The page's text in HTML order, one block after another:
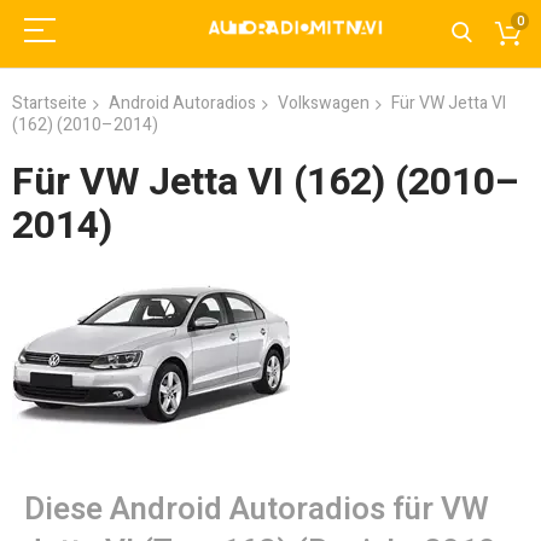
0
Startseite Android Autoradios Volkswagen
Für VW Jetta VI
(162) (2010–2014)
Für VW Jetta VI (162) (2010–
2014)
Diese Android Autoradios für VW